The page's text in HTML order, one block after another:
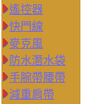
遙控器
快門線
麥克風
防水潛水袋
手腕帶腰帶
減重肩帶